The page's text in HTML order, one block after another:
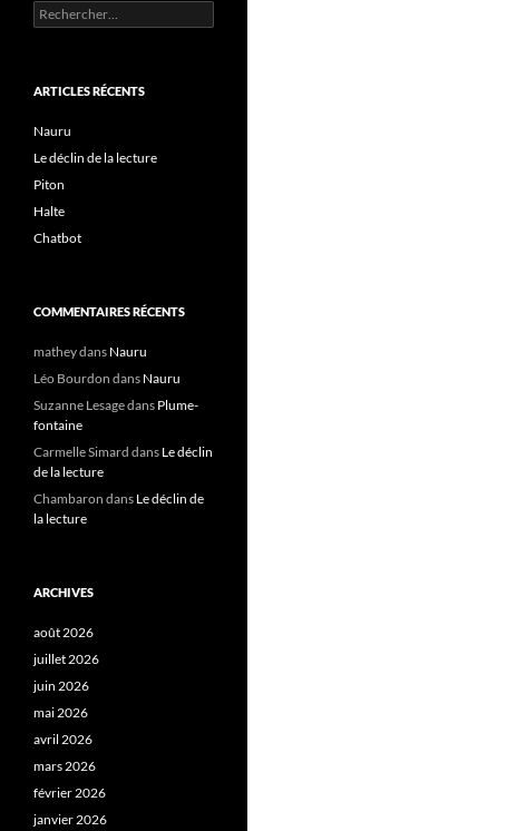
Rechercher :
ARTICLES RÉCENTS
Nauru
Le déclin de la lecture
Piton
Halte
Chatbot
COMMENTAIRES RÉCENTS
matheydans Nauru
Léo Bourdon dans Nauru
Suzanne Lesagedans Plume-
fontaine
Carmelle Simard dans Le déclin
de la lecture
Chambaron dans Le déclin de
la lecture
ARCHIVES
août 2026
juillet 2026
juin 2026
mai 2026
avril 2026
mars 2026
février 2026
janvier 2026